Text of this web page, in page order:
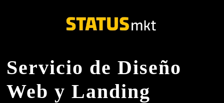
Servicio de Diseño
Web y Landing